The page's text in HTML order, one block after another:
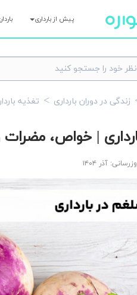
پیش از بارداری
زندگی در دوران بارداری تغذیه
| خواص،